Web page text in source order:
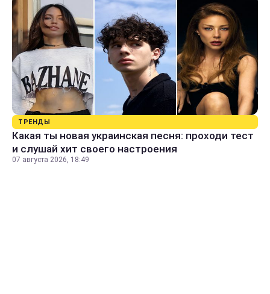
ТРЕНДЫ
Какая ты новая украинская песня: проходи тест
и слушай хит своего настроения
07 августа 2026, 18:49